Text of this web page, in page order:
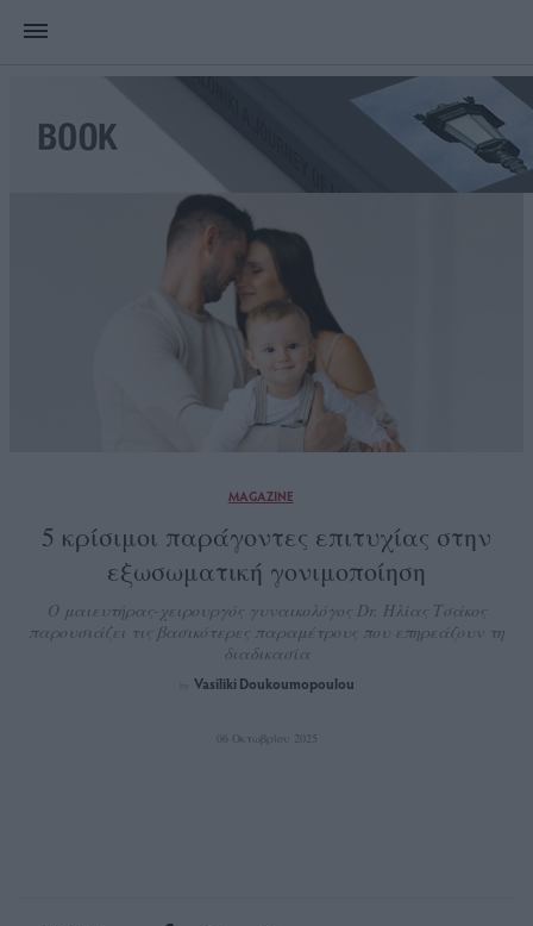
MAGAZINE
5 κρίσιμοι παράγοντες επιτυχίας στην
εξωσωματική γονιμοποίηση
O μαιευτήρας-χειρουργός γυναικολόγος Dr. Ηλίας Τσάκος
παρουσιάζει τις βασικότερες παραμέτρους που επηρεάζουν τη
διαδικασία
Vasiliki Doukoumopoulou
06 Οκτωβρίου 2025